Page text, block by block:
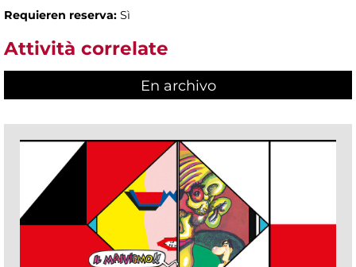
Requieren reserva: Sì
Attività correlate
En archivo